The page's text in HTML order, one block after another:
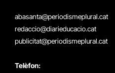
abasanta@periodismeplural.cat
redaccio@diarieducacio.cat
publicitat@periodismeplural.cat
Telèfon: